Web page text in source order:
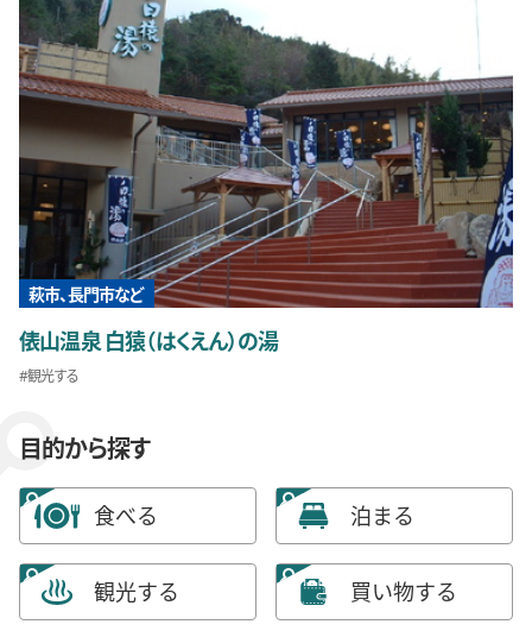
萩市、長門市など
俵山温泉 白猿（はくえん）の湯
観光する
目的から探す
食べる 泊まる
観光する 買い物する